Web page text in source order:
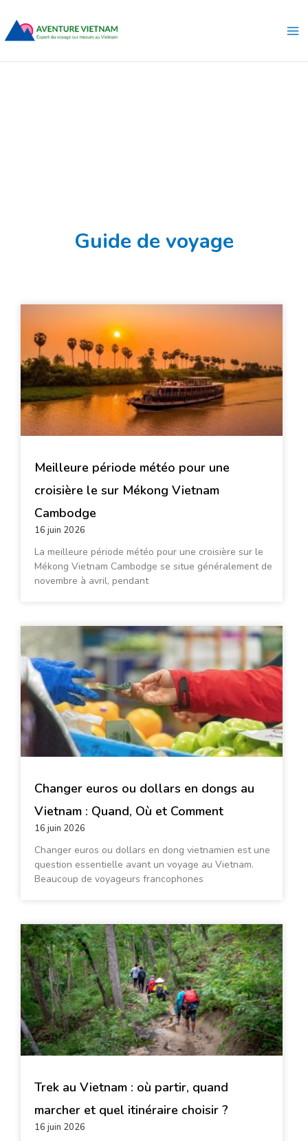
contenu
Guide de voyage
Meilleure période météo pour une
croisière le sur Mékong Vietnam
Cambodge
16 juin 2026
La meilleure période météo pour une croisière sur le
Mékong Vietnam Cambodge se situe généralement de
novembre à avril, pendant
Changer euros ou dollars en dongs au
Vietnam : Quand, Où et Comment
16 juin 2026
Changer euros ou dollars en dong vietnamien est une
question essentielle avant un voyage au Vietnam.
Beaucoup de voyageurs francophones
Trek au Vietnam : où partir, quand
marcher et quel itinéraire choisir ?
16 juin 2026
a
g
e
P
a
g
e
P
a
g
e
a
g
e
a
e
e
e
e
e
e
P
a
g
e
P
a
g
e
a
g
e